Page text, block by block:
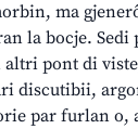
ma
la bocje.
pont di
discutibii,
par furlan o,